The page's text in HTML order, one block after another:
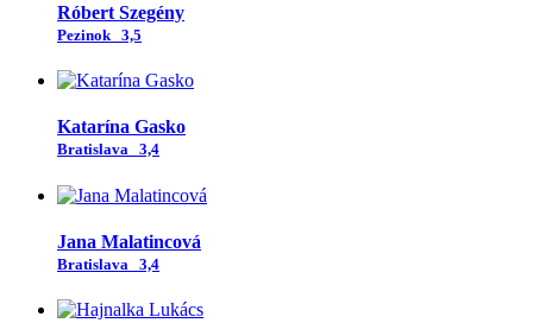
Róbert Szegény
Pezinok 3,5
Katarína Gasko
Bratislava 3,4
Jana Malatincová
Bratislava 3,4